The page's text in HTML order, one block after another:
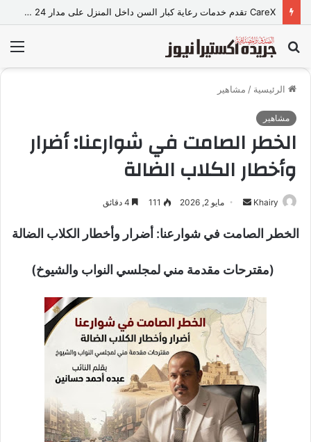
CareX تقدم خدمات رعاية كبار السن داخل المنزل على مدار 24 ساعة
بحث
عن
الرئيسية / مشاهير
مشاهير
الخطر الصامت في شوارعنا: أضرار
وأخطار الكلاب الضالة
Khairy
س
ب
د
إ
ل
ك
ت
ر
و
مايو 2, 2026 111
الخطر الصامت في شوارعنا: أضرار وأخطار الكلاب الضالة
(مقترحات مقدمة مني لمجلسي النواب والشيوخ)